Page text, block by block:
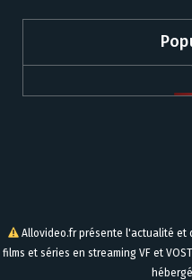
Allovideo.fr présente l'actualité et
films et séries en streaming VF et